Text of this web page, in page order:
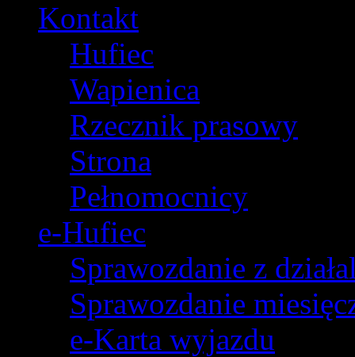
Kontakt
Hufiec
Wapienica
Rzecznik prasowy
Strona
Pełnomocnicy
e-Hufiec
Sprawozdanie z
Sprawozdanie
e-Karta wyjazdu